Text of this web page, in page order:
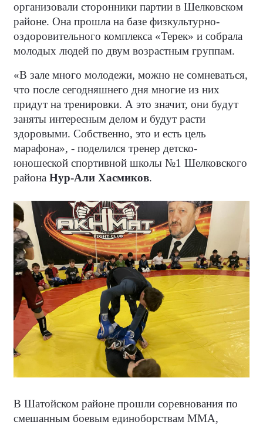
организовали сторонники партии в Шелковском
районе. Она прошла на базе физкультурно-
оздоровительного комплекса «Терек» и собрала
молодых людей по двум возрастным группам.
«В зале много молодежи, можно не сомневаться,
что после сегодняшнего дня многие из них
придут на тренировки. А это значит, они будут
заняты интересным делом и будут расти
здоровыми. Собственно, это и есть цель
марафона», - поделился тренер детско-
юношеской спортивной школы №1 Шелковского
района Нур-Али Хасмиков.
В Шатойском районе прошли соревнования по
смешанным боевым единоборствам MMA,